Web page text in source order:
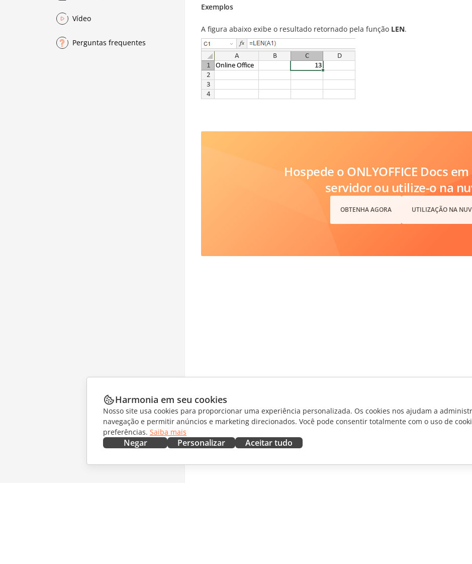
Vídeo
Perguntas frequentes
Exemplos
A figura abaixo exibe o resultado retornado pela função LEN.
Hospede o ONLYOFFICE Docs
servidor ou utilize-o na
OBTENHA AGORA UTILIZAÇÃO NA
Harmonia em seu cookies
Nosso site usa cookies para proporcionar uma experiência personalizada. Os cookies nos ajudam a
navegação e permitir anúncios e marketing direcionados. Você pode consentir totalmente com o uso de
preferências. Saiba mais
Negar Personalizar Aceitar tudo